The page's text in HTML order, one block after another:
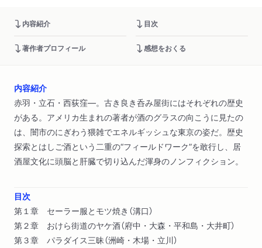
内容紹介 目次
著作者プロフィール 感想をおくる
内容紹介
赤羽・立石・西荻窪―。古き良き呑み屋街にはそれぞれの歴史
がある。アメリカ生まれの著者が酒のグラスの向こうに見たの
は、闇市のにぎわう猥雑でエネルギッシュな東京の姿だ。歴史
探索とはしご酒という二重の“フィールドワーク”を敢行し、居
酒屋文化に頭脳と肝臓で切り込んだ渾身のノンフィクション。
目次
第１章 セーラー服とモツ焼き（溝口）
第２章 おけら街道のヤケ酒（府中・大森・平和島・大井町）
第３章 パラダイス三昧（洲崎・木場・立川）